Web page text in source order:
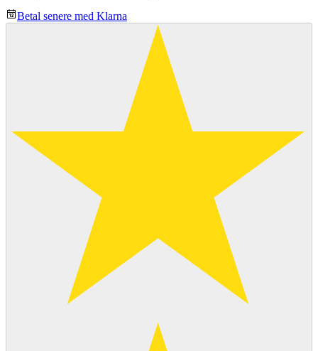
Betal senere med Klarna